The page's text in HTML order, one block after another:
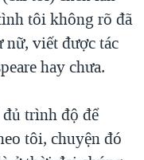
tôi không rõ đã
nữ, viết được tác
hay chưa.
trình độ để
tôi, chuyện đó